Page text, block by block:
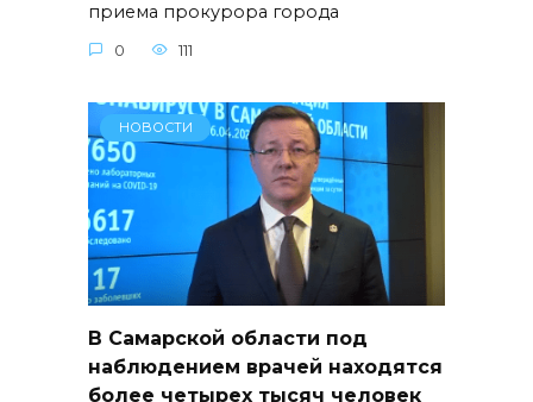
приема прокурора города
0 111
НОВОСТИ
В Самарской области под
наблюдением врачей находятся
более четырех тысяч человек